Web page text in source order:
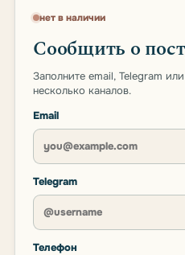
нет в наличии
Сообщить о
Заполните email, Telegram
несколько каналов.
Email
Telegram
Телефон